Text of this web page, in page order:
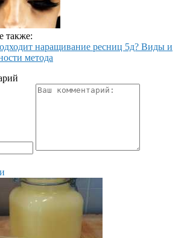
также:
наращивание ресниц 5д? Виды и
метода